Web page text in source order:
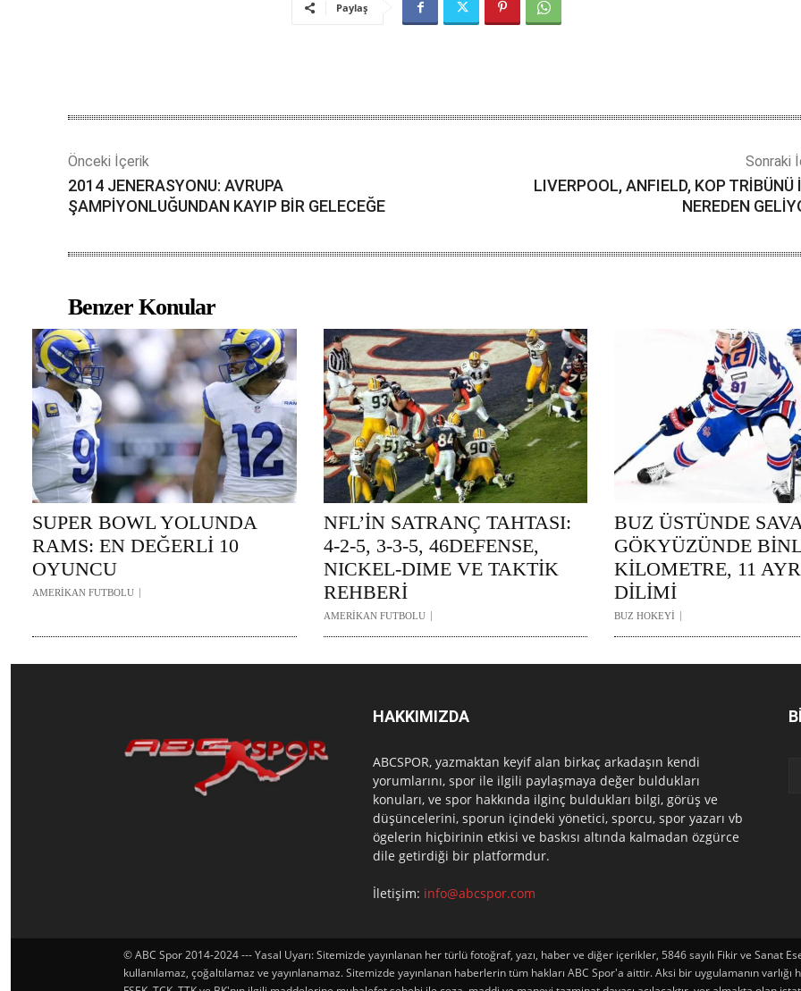
Paylaş
Önceki İçerik
2014 JENERASYONU: AVRUPA
ŞAMPİYONLUĞUNDAN KAYIP BİR GELECEĞE
Sonraki
LIVERPOOL, ANFIELD, KOP TRİBÜNÜ
NEREDEN
Benzer Konular
SUPER BOWL YOLUNDA
RAMS: EN DEĞERLİ 10
OYUNCU
AMERİKAN FUTBOLU
NFL’İN SATRANÇ TAHTASI:
4-2-5, 3-3-5, 46DEFENSE,
NICKEL-DIME VE TAKTİK
REHBERİ
AMERİKAN FUTBOLU
BUZ ÜSTÜNDE
GÖKYÜZÜNDE
KİLOMETRE, 11
DİLİMİ
BUZ HOKEYİ
HAKKIMIZDA
ABCSPOR, yazmaktan keyif alan birkaç arkadaşın kendi
yorumlarını, spor ile ilgili paylaşmaya değer buldukları
konuları, ve spor hakkında ilginç buldukları bilgi, görüş ve
düşüncelerini, sporun içindeki yönetici, sporcu, spor yazarı vb
ögelerin hiçbirinin etkisi ve baskısı altında kalmadan özgürce
dile getirdiği bir platformdur.
İletişim: info@abcspor.com
© ABC Spor 2014-2024 --- Yasal Uyarı: Sitemizde yayınlanan her türlü fotoğraf, yazı, haber ve diğer içerikler, 5846 sayılı Fikir ve Sanat
kullanılamaz, çoğaltılamaz ve yayınlanamaz. Sitemizde yayınlanan haberlerin tüm hakları ABC Spor'a aittir. Aksi bir uygulamanın